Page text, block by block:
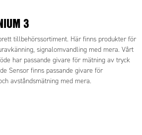
3
tillbehörssortiment. Här finns produkter för
signalomvandling med mera. Vårt
har passande givare för mätning av tryck
Sensor finns passande givare för
avståndsmätning med mera.